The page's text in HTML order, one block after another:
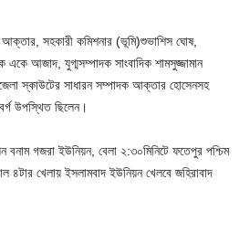
আক্তার, সহকারী কমিশনার (ভূমি)শুভাশিস ঘোষ,
একে আজাদ, যুগ্মসম্পাদক সাংবাদিক শামসুজ্জামান
স্কাউটের সাধারন সম্পাদক আক্তার হোসেনসহ
উপস্থিত ছিলেন।
বনাম গজরা ইউনিয়ন, বেলা ২:৩০মিনিটে ফতেপুর পশ্চিম
৪টার খেলায় ইসলামবাদ ইউনিয়ন খেলবে জহিরাবাদ